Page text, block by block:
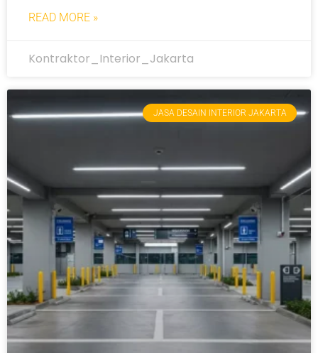
READ MORE »
Kontraktor_Interior_Jakarta
JASA DESAIN INTERIOR JAKARTA